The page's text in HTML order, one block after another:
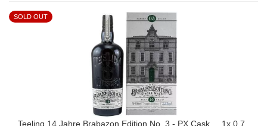
SOLD OUT
Teeling 14 Jahre Brabazon Edition No. 3 - PX Cask ... 1x 0,7